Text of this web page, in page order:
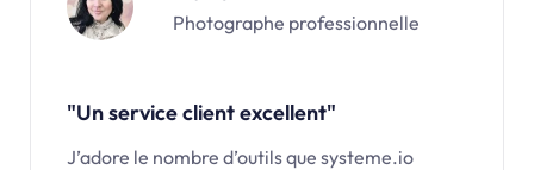
Photographe professionnelle
"Un service client excellent"
J’adore le nombre d’outils que systeme.io